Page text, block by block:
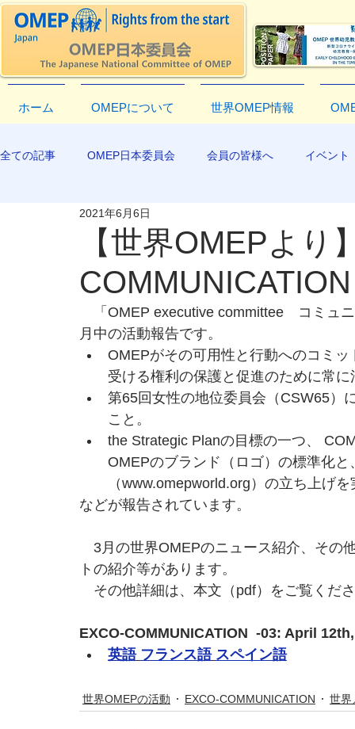
ホーム OMEPについて 世界OMEP情報
全ての記事 OMEP日本委員会 会員の皆様へ イベント
EXCO-COMMUNICATION
【世界OMEPより
2021年6月6日
「OMEP executive committee　コミュ
月中の活動報告です。
OMEPがその可用性と行動へのコミ
受ける権利の保護と促進のために常
第65回女性の地位委員会（CSW65）
こと。
the Strategic Planの目標の一つ、
OMEPのブランド（ロゴ）の標準化
（www.omepworld.org）の立ち上げ
などが報告されています。
3月の世界OMEPのニュース紹介、その
トの紹介等があります。
その他詳細は、本文（pdf）をご覧くだ
EXCO-COMMUNICATION  -03: April
英語 フランス語 スペイン語
世界OMEPの活動 EXCO-COMMUNICATION 世界